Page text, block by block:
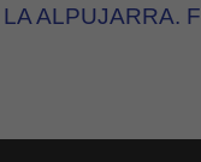
ALPUJARRA.